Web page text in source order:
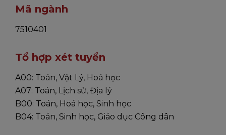
Mã ngành
7510401
Tổ hợp xét tuyển
A00: Toán, Vật Lý, Hoá học
A07: Toán, Lịch sử, Địa lý
B00: Toán, Hoá học, Sinh học
B04: Toán, Sinh học, Giáo dục Công dân